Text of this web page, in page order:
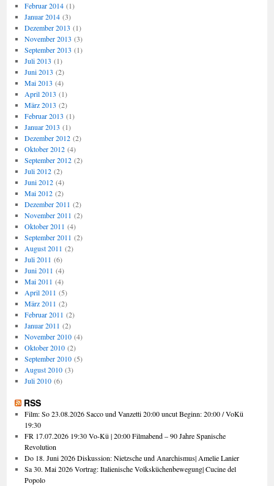
Februar 2014(1)
Januar 2014(3)
Dezember 2013 (1)
November 2013 (3)
September 2013 (1)
Juli 2013 (1)
Juni 2013 (2)
Mai 2013 (4)
April 2013 (1)
März 2013 (2)
Februar 2013 (1)
Januar 2013 (1)
Dezember 2012(2)
Oktober 2012(4)
September 2012(2)
Juli 2012(2)
Juni 2012(4)
Mai 2012(2)
Dezember 2011 (2)
November 2011 (2)
Oktober 2011 (4)
September 2011 (2)
August 2011 (2)
Juli 2011 (6)
Juni 2011 (4)
Mai 2011 (4)
April 2011 (5)
März 2011 (2)
Februar 2011 (2)
Januar 2011 (2)
November 2010(4)
Oktober 2010(2)
September 2010(5)
August 2010(3)
Juli 2010(6)
RSS
Film: So 23.08.2026 Sacco und Vanzetti 20:00 uncut Beginn: 20:00 / VoKü
19:30
FR 17.07.2026 19:30 Vo-Kü | 20:00 Filmabend – 90 Jahre Spanische
Revolution
Do 18. Juni 2026 Diskussion: Nietzsche und Anarchismus| Amelie Lanier
Sa 30. Mai 2026 Vortrag: Italienische Volksküchenbewegung| Cucine del
Popolo